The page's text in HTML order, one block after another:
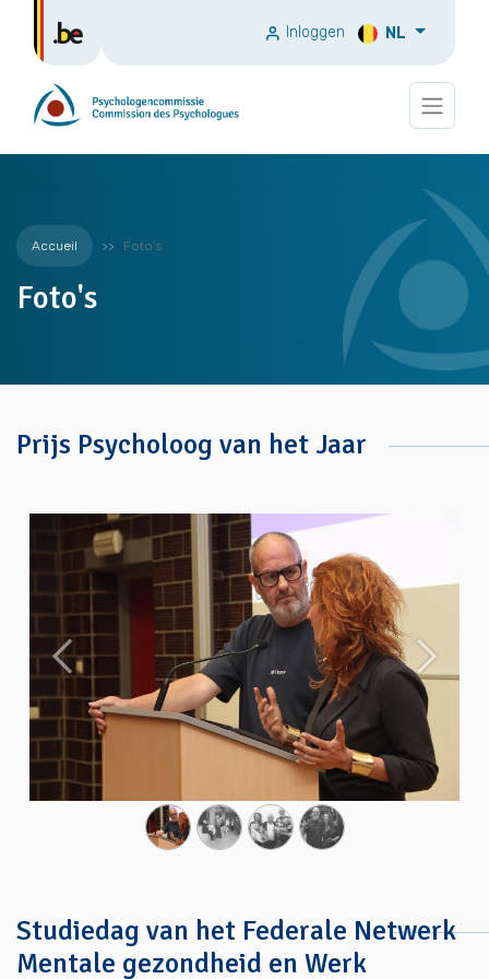
Inloggen NL
Accueil Foto's
Foto's
Prijs Psycholoog van het Jaar
Précédent Suivant
Studiedag van het Federale Netwerk
Mentale gezondheid en Werk